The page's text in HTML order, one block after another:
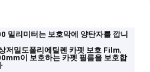
밀리미터는 보호막에 양탄자를 깝니
저밀도폴리에틸렌 카펫 보호 Film,
이 보호하는 카펫 필름을 보호합